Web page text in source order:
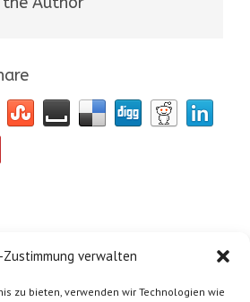
Zustimmung verwalten
zu bieten, verwenden wir Technologien wie